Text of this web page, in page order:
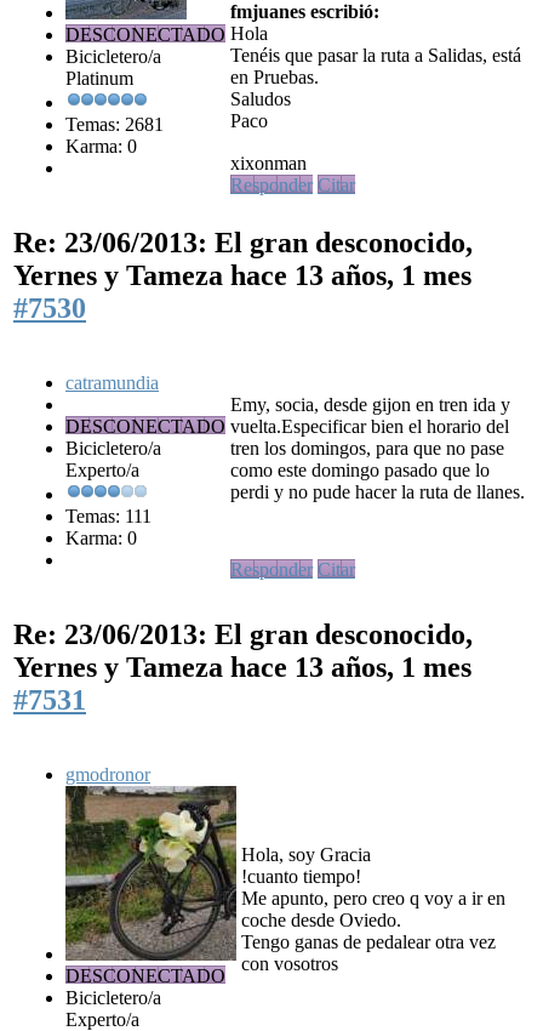
DESCONECTADO
Bicicletero/a
Platinum
Temas: 2681
Karma: 0
fmjuanes escribió:
Hola
Tenéis que pasar la ruta a Salidas, está
en Pruebas.
Saludos
Paco
xixonman
Responder Citar
Re: 23/06/2013: El gran desconocido,
Yernes y Tameza hace 13 años, 1 mes
#7530
catramundia
DESCONECTADO
Bicicletero/a
Experto/a
Temas: 111
Karma: 0
Emy, socia, desde gijon en tren ida y
vuelta.Especificar bien el horario del
tren los domingos, para que no pase
como este domingo pasado que lo
perdi y no pude hacer la ruta de llanes.
Responder Citar
Re: 23/06/2013: El gran desconocido,
Yernes y Tameza hace 13 años, 1 mes
#7531
gmodronor
DESCONECTADO
Bicicletero/a
Experto/a
Hola, soy Gracia
!cuanto tiempo!
Me apunto, pero creo q voy a ir en
coche desde Oviedo.
Tengo ganas de pedalear otra vez
con vosotros